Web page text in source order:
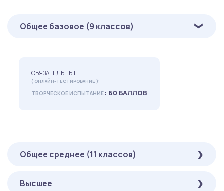
Общее базовое (9 классов)
ОБЯЗАТЕЛЬНЫЕ
( ОНЛАЙН-ТЕСТИРОВАНИЕ ):
ТВОРЧЕСКОЕ ИСПЫТАНИЕ : 60 БАЛЛОВ
Общее среднее (11 классов)
ОБЯЗАТЕЛЬНЫЕ
Высшее